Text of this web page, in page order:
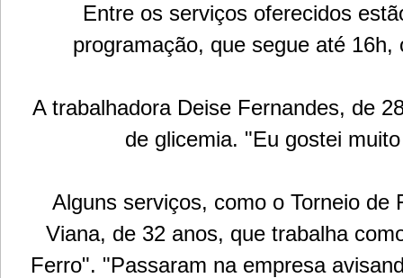
Entre os serviços oferecidos
programação, que segue até
A trabalhadora Deise Fernandes, de
de glicemia. "Eu gostei
Alguns serviços, como o Torneio
Viana, de 32 anos, que trabalha
Ferro". "Passaram na empresa